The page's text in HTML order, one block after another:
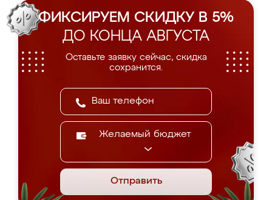
ФИКСИРУЕМ СКИДКУ В 5%
ДО КОНЦА АВГУСТА
Оставьте заявку сейчас, скидка
сохранится.
Желаемый бюджет
Отправить